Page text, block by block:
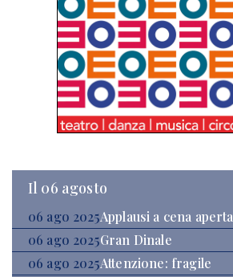
Il 06 agosto
06 ago 2025Applausi a cena aperta
06 ago 2025Gran Dinale
06 ago 2025Attenzione: fragile